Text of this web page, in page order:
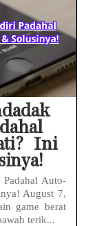
Ini
Auto-
August 7,
game berat
terik...